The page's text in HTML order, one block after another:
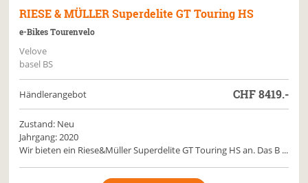
RIESE & MÜLLER Superdelite GT Touring HS
e-Bikes Tourenvelo
Velove
basel BS
Händlerangebot CHF8419.-
Zustand: Neu
Jahrgang: 2020
Wir bieten ein Riese&Müller Superdelite GT Touring HS an. Das B ...